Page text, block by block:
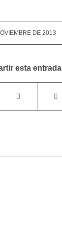
DE 2013
esta entrada